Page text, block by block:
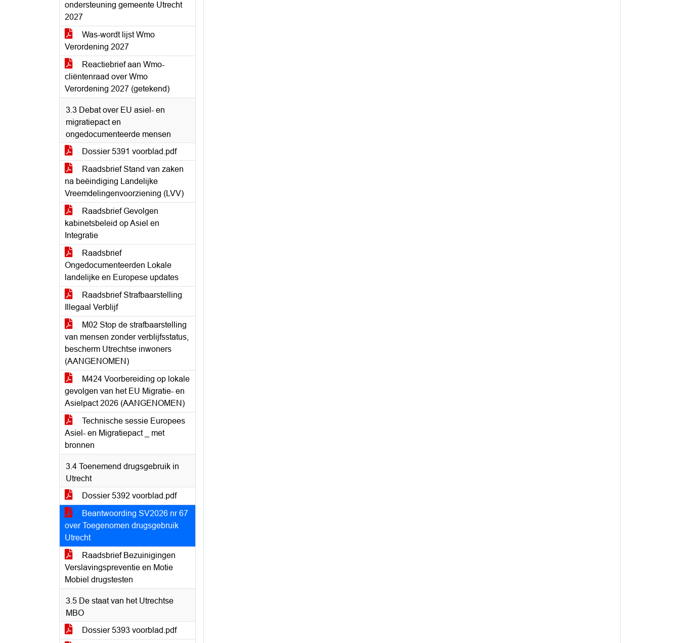
ondersteuning gemeente Utrecht
2027
Was-wordt lijst Wmo
Verordening 2027
Reactiebrief aan Wmo-
cliëntenraad over Wmo
Verordening 2027 (getekend)
3.3 Debat over EU asiel- en
migratiepact en
ongedocumenteerde mensen
Dossier 5391 voorblad.pdf
Raadsbrief Stand van zaken
na beëindiging Landelijke
Vreemdelingenvoorziening (LVV)
Raadsbrief Gevolgen
kabinetsbeleid op Asiel en
Integratie
Raadsbrief
Ongedocumenteerden Lokale
landelijke en Europese updates
Raadsbrief Strafbaarstelling
Illegaal Verblijf
M02 Stop de strafbaarstelling
van mensen zonder verblijfsstatus,
bescherm Utrechtse inwoners
(AANGENOMEN)
M424 Voorbereiding op lokale
gevolgen van het EU Migratie- en
Asielpact 2026 (AANGENOMEN)
Technische sessie Europees
Asiel- en Migratiepact _ met
bronnen
3.4 Toenemend drugsgebruik in
Utrecht
Dossier 5392 voorblad.pdf
Beantwoording SV2026 nr 67
over Toegenomen drugsgebruik
Utrecht
Raadsbrief Bezuinigingen
Verslavingspreventie en Motie
Mobiel drugstesten
3.5 De staat van het Utrechtse
MBO
Dossier 5393 voorblad.pdf